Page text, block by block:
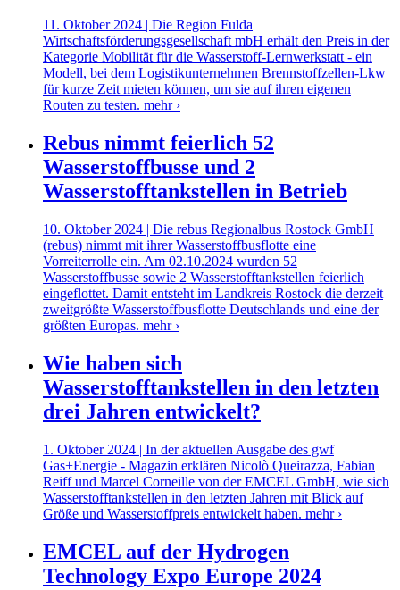
11. Oktober 2024 | Die Region Fulda
Wirtschaftsförderungsgesellschaft mbH erhält den Preis in der
Kategorie Mobilität für die Wasserstoff-Lernwerkstatt - ein
Modell, bei dem Logistikunternehmen Brennstoffzellen-Lkw
für kurze Zeit mieten können, um sie auf ihren eigenen
Routen zu testen. mehr ›
Rebus nimmt feierlich 52
Wasserstoffbusse und 2
Wasserstofftankstellen in Betrieb
10. Oktober 2024 | Die rebus Regionalbus Rostock GmbH
(rebus) nimmt mit ihrer Wasserstoffbusflotte eine
Vorreiterrolle ein. Am 02.10.2024 wurden 52
Wasserstoffbusse sowie 2 Wasserstofftankstellen feierlich
eingeflottet. Damit entsteht im Landkreis Rostock die derzeit
zweitgrößte Wasserstoffbusflotte Deutschlands und eine der
größten Europas. mehr ›
Wie haben sich
Wasserstofftankstellen in den letzten
drei Jahren entwickelt?
1. Oktober 2024 | In der aktuellen Ausgabe des gwf
Gas+Energie - Magazin erklären Nicolò Queirazza, Fabian
Reiff und Marcel Corneille von der EMCEL GmbH, wie sich
Wasserstofftankstellen in den letzten Jahren mit Blick auf
Größe und Wasserstoffpreis entwickelt haben. mehr ›
EMCEL auf der Hydrogen
Technology Expo Europe 2024